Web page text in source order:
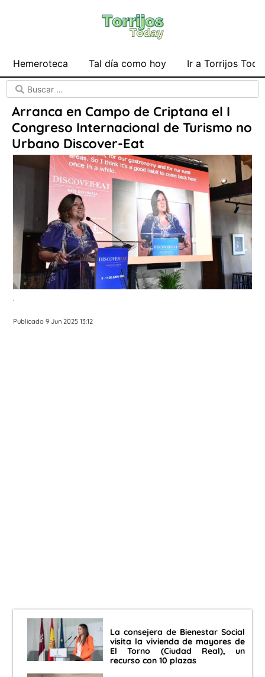
Hemeroteca Tal día como hoy Ir a Torrijos
Arranca en Campo de Criptana el I
Congreso Internacional de Turismo no
Urbano Discover-Eat
.
Publicado 9 Jun 2025 13:12
La consejera de Bienestar Social
visita la vivienda de mayores de
El Torno (Ciudad Real), un
recurso con 10 plazas